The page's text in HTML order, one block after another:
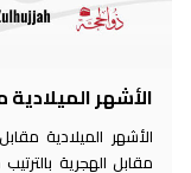
الأشهر الميلادية
الأشهر الميلادية
مقابل الهجرية